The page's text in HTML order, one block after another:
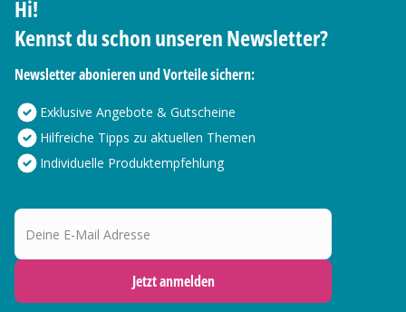
Hi!
Kennst du schon unseren Newsletter?
Newsletter abonieren und Vorteile sichern:
Exklusive Angebote & Gutscheine
Hilfreiche Tipps zu aktuellen Themen
Individuelle Produktempfehlung
Deine E-Mail Adresse
Jetzt anmelden